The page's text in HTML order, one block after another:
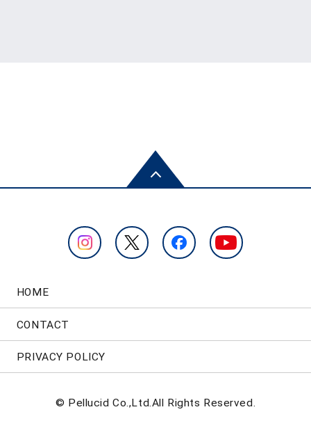
HOME
CONTACT
PRIVACY POLICY
© Pellucid Co.,Ltd.All Rights Reserved.